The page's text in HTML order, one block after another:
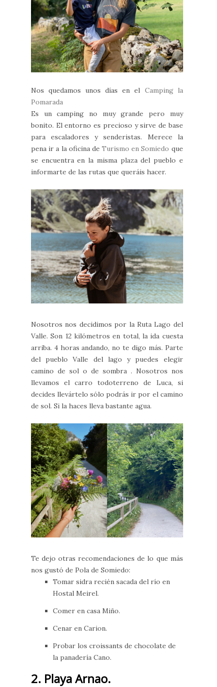
Nos quedamos unos días en el Camping la
Pomarada
Es un camping no muy grande pero muy
bonito. El entorno es precioso y sirve de base
para escaladores y senderistas. Merece la
pena ir a la oficina deTurismo en Somiedo que
se encuentra en la misma plaza del pueblo e
informarte de las rutas que queráis hacer.
Nosotros nos decidimos por la Ruta Lago del
Valle. Son 12 kilómetros en total, la ida cuesta
arriba. 4 horas andando, no te digo más. Parte
del pueblo Valle del lago y puedes elegir
camino de sol o de sombra . Nosotros nos
llevamos el carro todoterreno de Luca, si
decides llevártelo sólo podrás ir por el camino
de sol. Si la haces lleva bastante agua.
Te dejo otras recomendaciones de lo que más
nos gustó de Pola de Somiedo:
Tomar sidra recién sacada del río en
Hostal Meirel.
Comer en casa Miño.
Cenar en Carion.
Probar los croissants de chocolate de
la panadería Cano.
2. Playa Arnao.